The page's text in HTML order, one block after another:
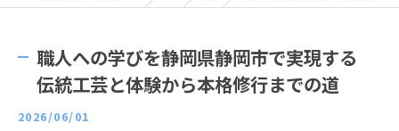
職人への学びを静岡県静岡市で実現する
伝統工芸と体験から本格修行までの道
2026/06/01